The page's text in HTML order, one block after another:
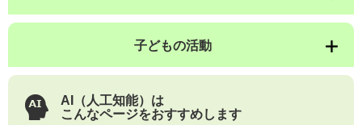
子どもの活動
AI（人工知能）は
こんなページをおすすめします